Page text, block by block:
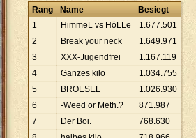
Rang Name
Besiegt
1
HimmeL vs HöLLe 1.677.501
2
Break your neck 1.649.971
3
XXX-Jugendfrei 1.167.119
4
Ganzes kilo 1.034.755
5
BROESEL 1.026.930
6
-Weed or Meth.? 871.987
7
Der Boi. 768.630